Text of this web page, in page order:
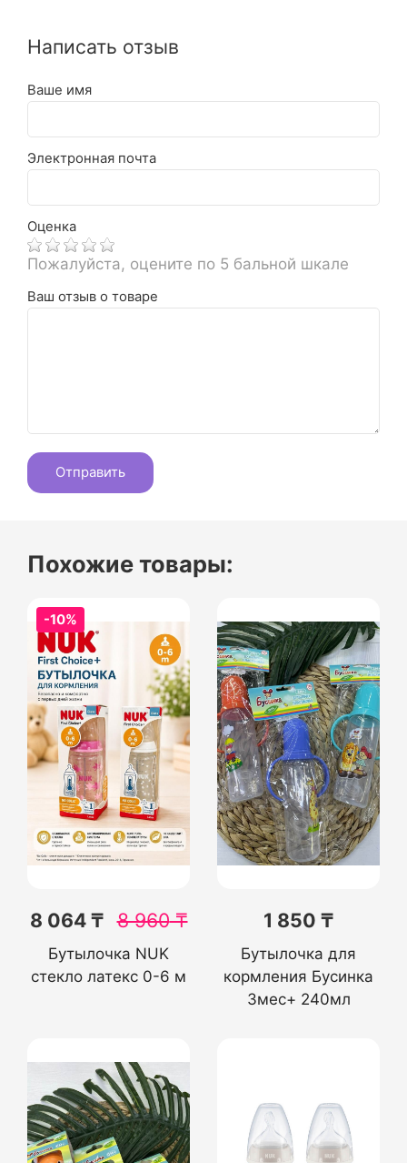
Написать отзыв
Ваше имя
Электронная почта
Оценка
Пожалуйста, оцените по 5 бальной шкале
Ваш отзыв о товаре
Похожие товары:
-10%
8 064 ₸ 8 960₸
Бутылочка NUK
стекло латекс 0-6 м
1 850 ₸
Бутылочка для
кормления Бусинка
3мес+ 240мл